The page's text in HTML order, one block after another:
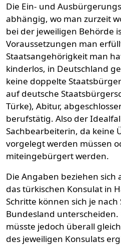
Die Ein- und
abhängig, wo man zurzeit
bei der jeweiligen Behörde
Voraussetzungen man
Staatsangehörigkeit man
kinderlos, in Deutschland
keine doppelte
auf deutsche
Türke), Abitur,
berufstätig. Also der
Sachbearbeiterin, da keine
vorgelegt werden müssen
miteingebürgert werden.
Die Angaben beziehen sich
das türkischen Konsulat in
Schritte können sich je
Bundesland
müsste jedoch überall
des jeweiligen Konsulats